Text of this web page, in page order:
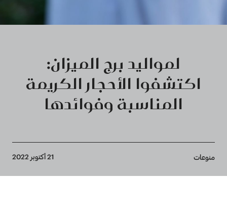
لمواليد برج الميزان:
اكتشفوا الأحجار الكريمة
المناسبة وفوائدها
Breadcrumb
منوعات 21 أكتوبر 2022